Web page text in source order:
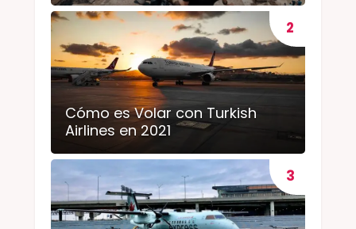
Cómo es Volar con Turkish
Airlines en 2021